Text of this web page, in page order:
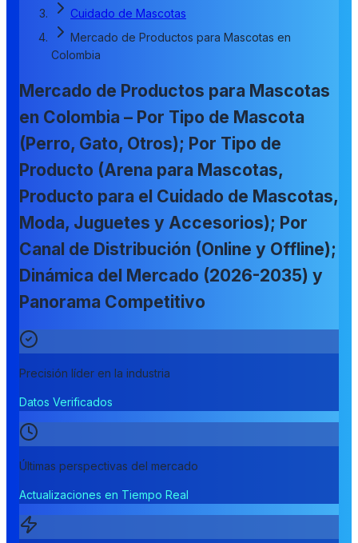
Cuidado de Mascotas
Mercado de Productos para Mascotas en
Colombia
Mercado de Productos para Mascotas
en Colombia – Por Tipo de Mascota
(Perro, Gato, Otros); Por Tipo de
Producto (Arena para Mascotas,
Producto para el Cuidado de Mascotas,
Moda, Juguetes y Accesorios); Por
Canal de Distribución (Online y Offline);
Dinámica del Mercado (2026-2035) y
Panorama Competitivo
Precisión líder en la industria
Datos Verificados
Últimas perspectivas del mercado
Actualizaciones en Tiempo Real